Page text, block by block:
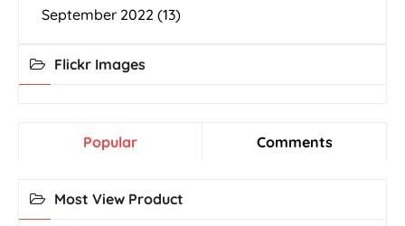
September 2022 (13)
Flickr Images
Popular Comments
Most View Product